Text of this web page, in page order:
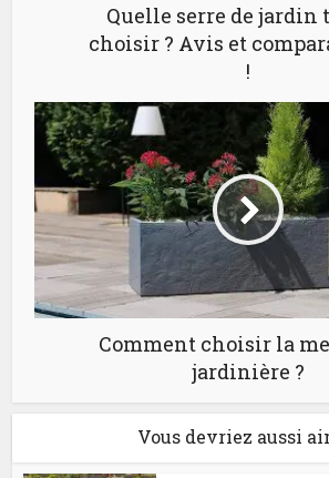
Quelle serre de jardin
choisir ? Avis et
!
Comment choisir la
jardinière ?
Vous devriez aussi